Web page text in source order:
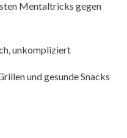
Mentaltricks gegen
unkompliziert
und gesunde Snacks